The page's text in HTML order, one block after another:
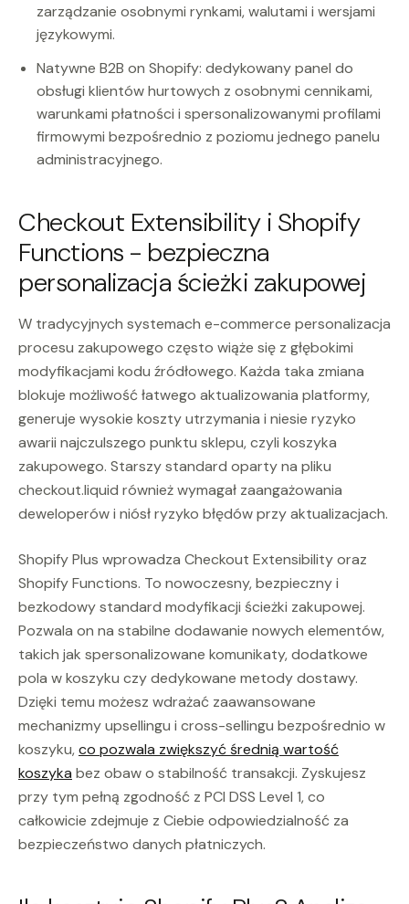
zarządzanie osobnymi rynkami, walutami i wersjami
językowymi.
Natywne B2B on Shopify: dedykowany panel do
obsługi klientów hurtowych z osobnymi cennikami,
warunkami płatności i spersonalizowanymi profilami
firmowymi bezpośrednio z poziomu jednego panelu
administracyjnego.
Checkout Extensibility i Shopify
Functions - bezpieczna
personalizacja ścieżki zakupowej
W tradycyjnych systemach e-commerce personalizacja
procesu zakupowego często wiąże się z głębokimi
modyfikacjami kodu źródłowego. Każda taka zmiana
blokuje możliwość łatwego aktualizowania platformy,
generuje wysokie koszty utrzymania i niesie ryzyko
awarii najczulszego punktu sklepu, czyli koszyka
zakupowego. Starszy standard oparty na pliku
checkout.liquid również wymagał zaangażowania
deweloperów i niósł ryzyko błędów przy aktualizacjach.
Shopify Plus wprowadza Checkout Extensibility oraz
Shopify Functions. To nowoczesny, bezpieczny i
bezkodowy standard modyfikacji ścieżki zakupowej.
Pozwala on na stabilne dodawanie nowych elementów,
takich jak spersonalizowane komunikaty, dodatkowe
pola w koszyku czy dedykowane metody dostawy.
Dzięki temu możesz wdrażać zaawansowane
mechanizmy upsellingu i cross-sellingu bezpośrednio w
koszyku,co pozwala zwiększyć średnią wartość
koszyka bez obaw o stabilność transakcji. Zyskujesz
przy tym pełną zgodność z PCI DSS Level 1, co
całkowicie zdejmuje z Ciebie odpowiedzialność za
bezpieczeństwo danych płatniczych.